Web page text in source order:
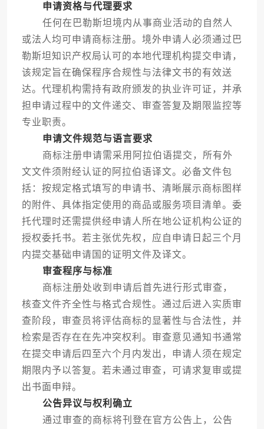
申请资格与代理要求
任何在巴勒斯坦境内从事商业活动的自然人
或法人均可申请商标注册。境外申请人必须通过巴
勒斯坦知识产权局认可的本地代理机构提交申请，
该规定旨在确保程序合规性与法律文书的有效送
达。代理机构需持有政府颁发的执业许可证，并承
担申请过程中的文件递交、审查答复及期限监控等
专业职责。
申请文件规范与语言要求
商标注册申请需采用阿拉伯语提交，所有外
文文件须附经认证的阿拉伯语译文。必备文件包
括：按规定格式填写的申请书、清晰展示商标图样
的附件、具体指定使用的商品或服务项目清单。委
托代理时还需提供经申请人所在地公证机构公证的
授权委托书。若主张优先权，应自申请日起三个月
内提交基础申请国的证明文件及译文。
审查程序与标准
商标注册处收到申请后首先进行形式审查，
核查文件齐全性与格式合规性。通过后进入实质审
查阶段，审查员将评估商标的显著性与合法性，并
检索是否存在在先冲突权利。审查意见通知书通常
在提交申请后四至六个月内发出，申请人须在规定
期限内予以答复。若未通过审查，可请求复审或提
出书面申辩。
公告异议与权利确立
通过审查的商标将刊登在官方公告上，公告